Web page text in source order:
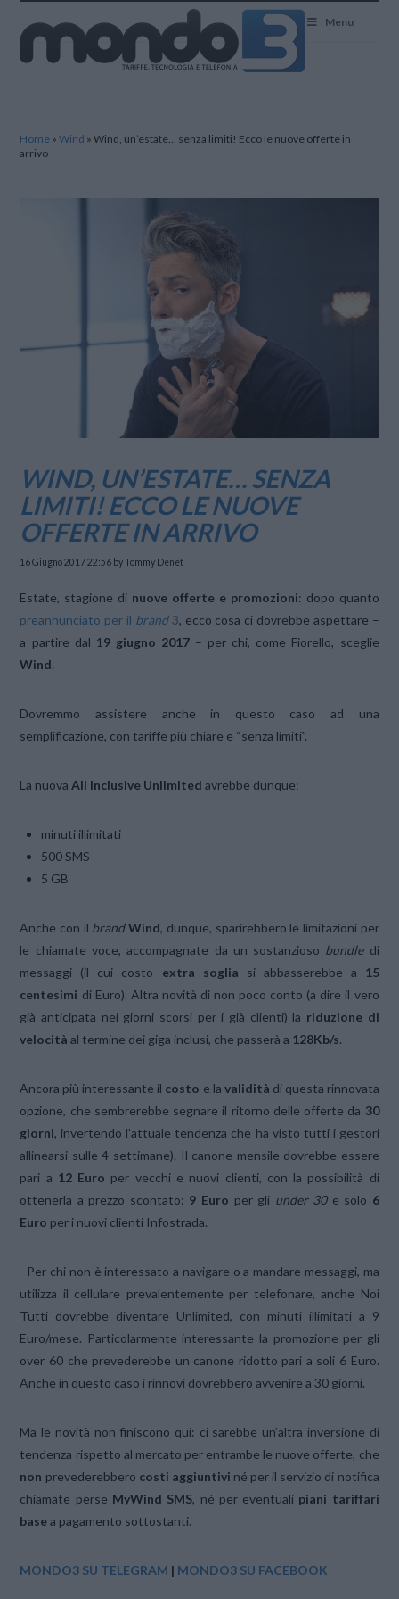
Menu
Home »Wind »Wind, un’estate… senza limiti! Ecco le nuove offerte in
arrivo
WIND, UN’ESTATE… SENZA
LIMITI! ECCO LE NUOVE
OFFERTE IN ARRIVO
16 Giugno 2017 22:56 by Tommy Denet
Estate, stagione di nuove offerte e promozioni: dopo quanto
preannunciato per il brand3, ecco cosa ci dovrebbe aspettare –
a partire dal 1 9 giugno 2017– per chi, come Fiorello, sceglie
Wind.
Dovremmo assistere anche in questo caso ad una
semplificazione, con tariffe più chiare e “senza limiti”.
La nuova All Inclusive Unlimited avrebbe dunque:
minuti illimitati
500 SMS
5 GB
Anche con il brand Wind, dunque, sparirebbero le limitazioni per
le chiamate voce, accompagnate da un sostanzioso bundledi
messaggi (il cui costo extra soglia si abbasserebbe a 15
centesimi di Euro). Altra novità di non poco conto (a dire il vero
già anticipata nei giorni scorsi per i già clienti) la riduzione di
velocità al termine dei giga inclusi, che passerà a 128Kb/s.
Ancora più interessante il costo e la validità di questa rinnovata
opzione, che sembrerebbe segnare il ritorno delle offerte da 30
giorni, invertendo l’attuale tendenza che ha visto tutti i gestori
allinearsi sulle 4 settimane). Il canone mensile dovrebbe essere
pari a 12 Euro per vecchi e nuovi clienti, con la possibilità di
ottenerla a prezzo scontato: 9 Euro per gli under 30e solo 6
Euro per i nuovi clienti Infostrada.
Per chi non è interessato a navigare o a mandare messaggi, ma
utilizza il cellulare prevalentemente per telefonare, anche Noi
Tutti dovrebbe diventare Unlimited, con minuti illimitati a 9
Euro/mese. Particolarmente interessante la promozione per gli
over 60 che prevederebbe un canone ridotto pari a soli 6 Euro.
Anche in questo caso i rinnovi dovrebbero avvenire a 30 giorni.
Ma le novità non finiscono qui: ci sarebbe un’altra inversione di
tendenza rispetto al mercato per entrambe le nuove offerte, che
non prevederebbero costi aggiuntivi né per il servizio di notifica
chiamate perse MyWind SMS, né per eventuali piani tariffari
basea pagamento sottostanti.
MONDO3 SU TELEGRAM | MONDO3 SU FACEBOOK